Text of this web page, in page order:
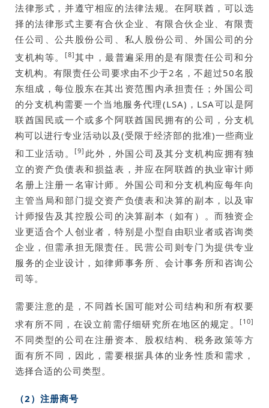
法律形式，并遵守相应的法律法规。在阿联酋，可以选
择的法律形式主要有合伙企业、有限合伙企业、有限责
任公司、公共股份公司、私人股份公司、外国公司的分
支机构等。
[8]其中，最普遍采用的是有限责任公司和分
支机构。有限责任公司要求由不少于2名，不超过50名股
东组成，每位股东在其出资范围内承担责任；外国公司
的分支机构需要一个当地服务代理(LSA)，LSA可以是阿
联酋国民或一个或多个阿联酋国民拥有的公司，分支机
构可以进行专业活动以及(受限于经济部的批准)一些商业
和工业活动。[9] 此外，外国公司及其分支机构应拥有独
立的资产负债表和损益表，并应在阿联酋的执业审计师
名册上注册一名审计师。外国公司和分支机构应每年向
主管当局和部门提交资产负债表和决算的副本，以及审
计师报告及其控股公司的决算副本（如有）。而独资企
业更适合个人创业者，特别是小型自由职业者或咨询类
企业，但需承担无限责任。民营公司则专门为提供专业
服务的企业设计，如律师事务所、会计事务所和咨询公
司等。
需要注意的是，不同酋长国可能对公司结构和所有权要
求有所不同，在设立前需仔细研究所在地区的规定。
[10]
不同类型的公司在注册资本、股权结构、税务政策等方
面有所不同，因此，需要根据具体的业务性质和需求，
选择合适的公司类型。
（2）注册商号